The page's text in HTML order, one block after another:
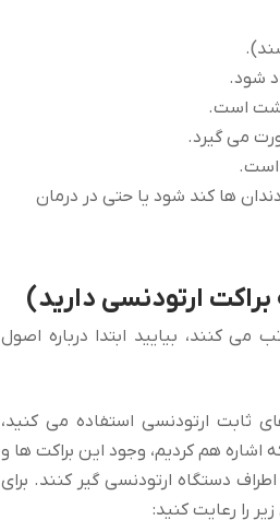
شود.
است.
می گیرد.
است.
ها کند شود یا حتی در درمان
ارتودنسی دارید)
کنند، بیایید ابتدا درباره اصول
ثابت ارتودنسی استفاده می کنید،
هم کردیم، وجود این براکت ها و
دستگاه ارتودنسی گیر کنند. برای
را رعایت کنید: